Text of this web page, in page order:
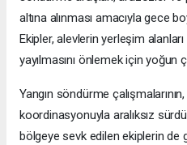
altına alınması amacıyla gece
Ekipler, alevlerin yerleşim
yayılmasını önlemek için yoğun
Yangın söndürme
koordinasyonuyla aralıksız
bölgeye sevk edilen ekiplerin de